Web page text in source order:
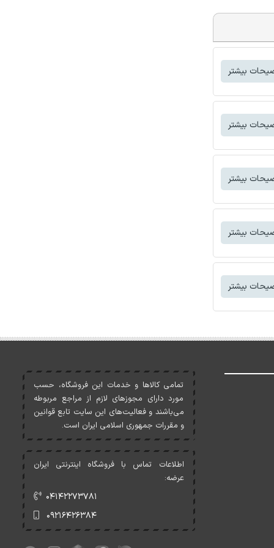
بیشتر
بیشتر
بیشتر
بیشتر
بیشتر
تمامی کالاها و خدمات اين فروشگاه، حسب
مورد دارای مجوزهای لازم از مراجع مربوطه
می‌باشند و فعاليت‌های اين سايت تابع قوانين
و مقررات جمهوری اسلامی ايران است.
اطلاعات تماس با فروشگاه اینترنتی ایران
عرضه:
۰۴۱۴۲۲۷۳۷۸۱
۰۹۲۱۶۴۲۶۳۸۴